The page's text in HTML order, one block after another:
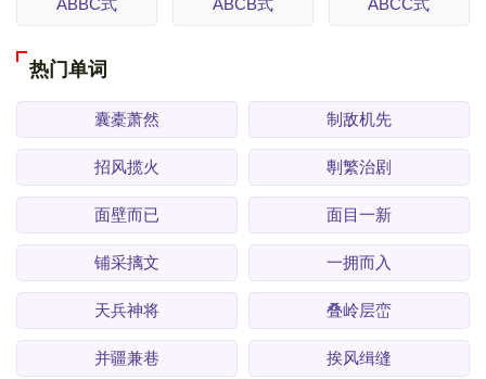
ABBC式 ABCB式 ABCC式
热门单词
囊橐萧然 制敌机先
招风揽火 剸繁治剧
面壁而已 面目一新
铺采摛文 一拥而入
天兵神将 叠岭层峦
并疆兼巷 挨风缉缝